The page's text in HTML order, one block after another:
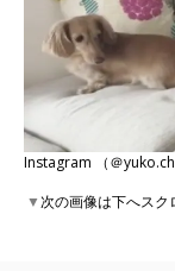
Instagram （＠
▼次の画像は下へスク